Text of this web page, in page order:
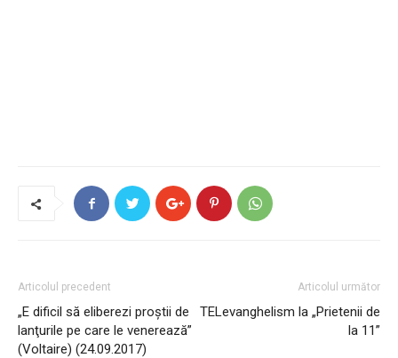
Articolul precedent
„E dificil să eliberezi proştii de
lanţurile pe care le venerează”
(Voltaire) (24.09.2017)
Articolul următor
TELevanghelism la „Prietenii de
la 11”